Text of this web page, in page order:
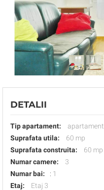
DETALII
Tip apartament:
apartament
Suprafata utila:
60 mp
Suprafata construita:
60 mp
Numar camere:
3
Numar bai:
: 1
Etaj:
Etaj 3